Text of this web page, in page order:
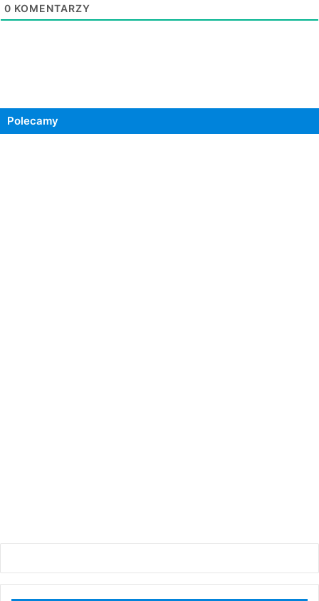
0 KOMENTARZY
Polecamy